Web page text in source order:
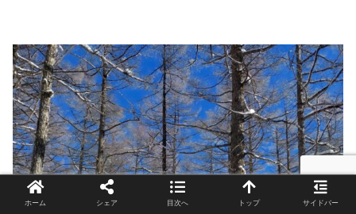
ホーム シェア 目次へ トップ サイドバー